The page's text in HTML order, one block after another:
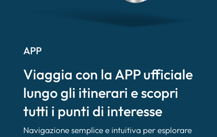
APP
Viaggia con la APP ufficiale
lungo gli itinerari e scopri
tutti i punti di interesse
Navigazione semplice e intuitiva per esplorare